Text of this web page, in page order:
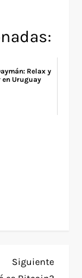
Relax y
en Uruguay
Siguiente